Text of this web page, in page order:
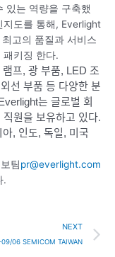
있는 역량을 구축했
지도를 통해, Everlight
고의 품질과 서비스
패키징 한다.
프, 광 부품, LED 조
선 부품 등 다양한 분
는 글로벌 회
원을 보유하고 있다.
, 인도, 독일, 미국
팀pr@everlight.com
.
NEXT
06 SEMICOM TAIWAN